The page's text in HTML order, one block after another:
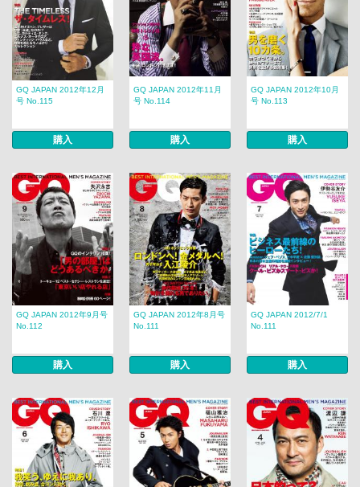
GQ JAPAN 2012年12月
号 No.115
購入
GQ JAPAN 2012年11月
号 No.114
購入
GQ JAPAN 2012年10月
号 No.113
購入
GQ JAPAN 2012年9月号
No.112
購入
GQ JAPAN 2012年8月号
No.111
購入
GQ JAPAN 2012/7/1
No.111
購入